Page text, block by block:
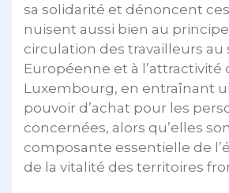
sa solidarité et dénoncent
nuisent aussi bien au
circulation des travailleurs au
Européenne et à l’attractivité
Luxembourg, en entraînant
pouvoir d’achat pour les
concernées, alors qu’elles
composante essentielle de
de la vitalité des territoires